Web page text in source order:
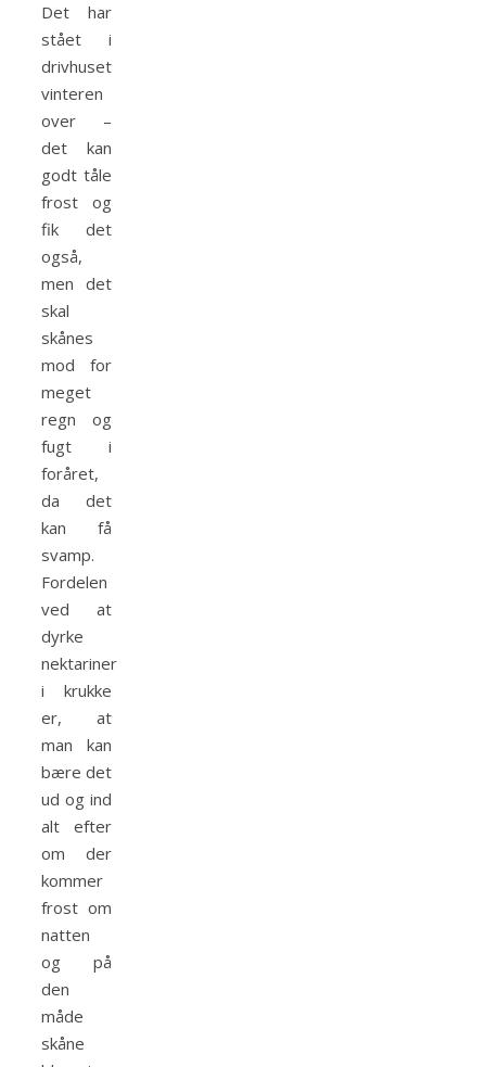
Det har
stået i
drivhuset
vinteren
over –
det kan
godt tåle
frost og
fik det
også,
men det
skal
skånes
mod for
meget
regn og
fugt i
foråret,
da det
kan få
svamp.
Fordelen
ved at
dyrke
nektariner
i krukke
er, at
man kan
bære det
ud og ind
alt efter
om der
kommer
frost om
natten
og på
den
måde
skåne